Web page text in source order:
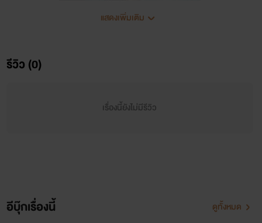
เธอเซ็กซี่...
แสดงเพิ่มเติม
รีวิว (0)
เรื่องนี้ยังไม่มีรีวิว
อีบุ๊กเรื่องนี้ ดูทั้งหมด